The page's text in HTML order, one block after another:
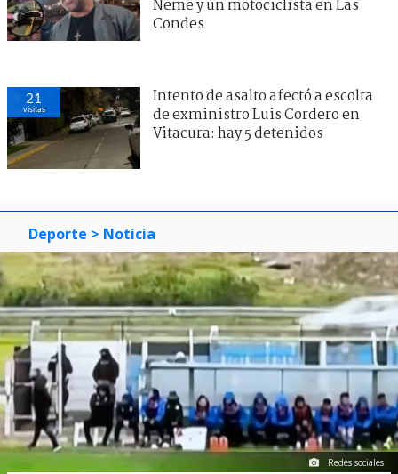
Neme y un motociclista en Las
Condes
21
visitas
Intento de asalto afectó a escolta
de exministro Luis Cordero en
Vitacura: hay 5 detenidos
Deporte > Noticia
Redes sociales